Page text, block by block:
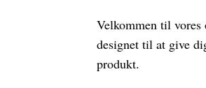
Velkommen til vores
designet til at give
produkt.